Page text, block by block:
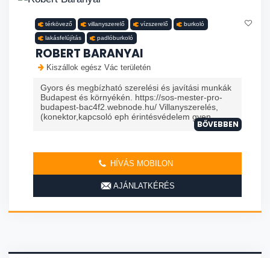
térkövező villanyszerelő vízszerelő burkoló
lakásfelújítás padlóburkoló
ROBERT BARANYAI
Kiszállok egész Vác területén
Gyors és megbízható szerelési és javítási munkák
Budapest és környékén. https://sos-mester-pro-
budapest-bac4f2.webnode.hu/ Villanyszerelés,
(konektor,kapcsoló eph érintésvédelem gyen...
BŐVEBBEN
HÍVÁS MOBILON
AJÁNLATKÉRÉS